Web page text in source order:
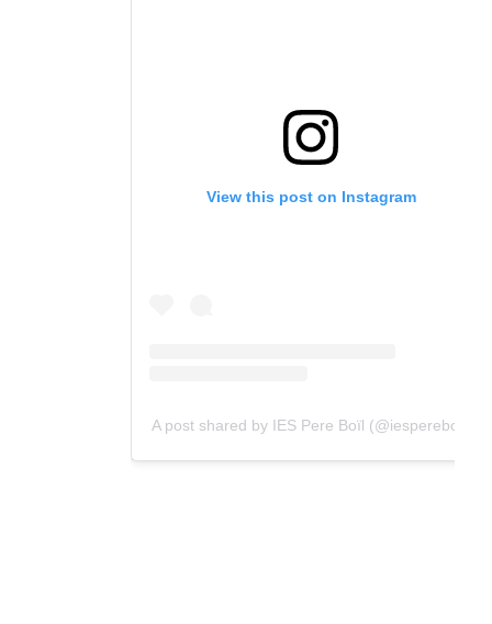
View this post on Instagram
A post shared by IES Pere Boïl (@iespereboil)